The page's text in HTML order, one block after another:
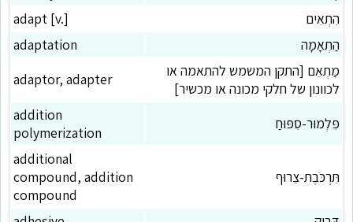
adapt [v.]
הִתְאִים
adaptation
הַתְאָמָה
adaptor, adapter
מַתְאֵם [התקן המשמש להתאמה או
לכוונון של חלקי מכונה או מכשיר]
addition
polymerization
פִּלְמוּר-סִפּוּחַ
additional
compound, addition
compound
תִּרְכֹּבֶת-צֵרוּף